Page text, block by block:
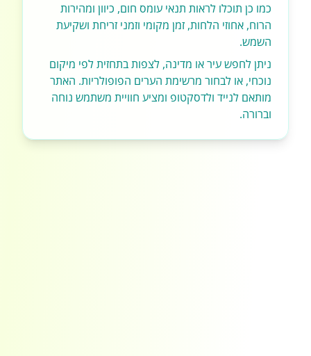
כמו כן תוכלו לראות תנאי עומס חום, כיוון ומהירות
הרוח, אחוזי הלחות, זמן מקומי וזמני זריחת ושקיעת
השמש.
ניתן לחפש עיר או מדינה, לצפות בתחזית לפי מיקום
נוכחי, או לבחור מרשימת הערים הפופולריות. האתר
מותאם לנייד ולדסקטופ ומציע חוויית משתמש נוחה
וברורה.